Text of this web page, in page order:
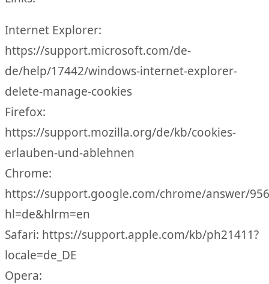
Internet Explorer:
https://support.microsoft.com/de-
de/help/17442/windows-internet-explorer-
delete-manage-cookies
Firefox:
https://support.mozilla.org/de/kb/cookies-
erlauben-und-ablehnen
Chrome:
https://support.google.com/chrome/answer/
hl=de&hlrm=en
Safari: https://support.apple.com/kb/ph21411?
locale=de_DE
Opera: